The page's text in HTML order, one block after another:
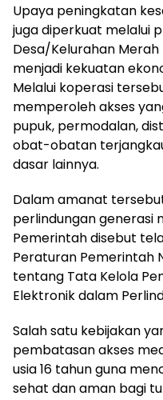
Upaya peningkatan
juga diperkuat melalui
Desa/Kelurahan
menjadi kekuatan
Melalui koperasi
memperoleh akses
pupuk, permodalan,
obat-obatan
dasar lainnya.
Dalam amanat
perlindungan generasi
Pemerintah disebut
Peraturan Pemerintah
tentang Tata Kelola
Elektronik dalam
Salah satu kebijakan
pembatasan akses
usia 16 tahun guna
sehat dan aman bagi